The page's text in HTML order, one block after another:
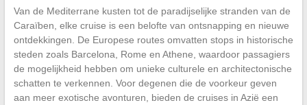
Van de Mediterrane kusten tot de paradijselijke stranden van de
Caraïben, elke cruise is een belofte van ontsnapping en nieuwe
ontdekkingen. De Europese routes omvatten stops in historische
steden zoals Barcelona, Rome en Athene, waardoor passagiers
de mogelijkheid hebben om unieke culturele en architectonische
schatten te verkennen. Voor degenen die de voorkeur geven
aan meer exotische avonturen, bieden de cruises in Azië een